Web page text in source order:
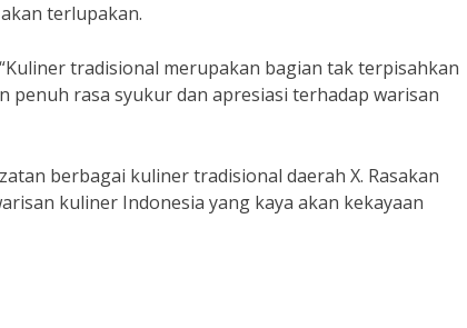
terlupakan.
tradisional merupakan bagian tak terpisahkan
penuh rasa syukur dan apresiasi terhadap warisan
berbagai kuliner tradisional daerah X. Rasakan
kuliner Indonesia yang kaya akan kekayaan